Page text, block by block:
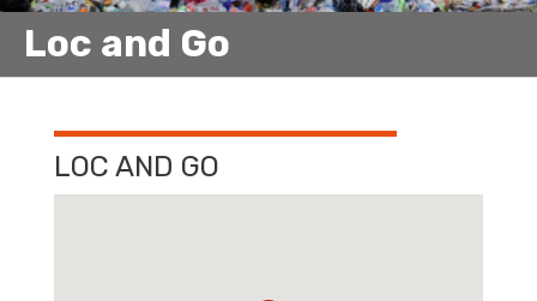
Loc and Go
LOC AND GO